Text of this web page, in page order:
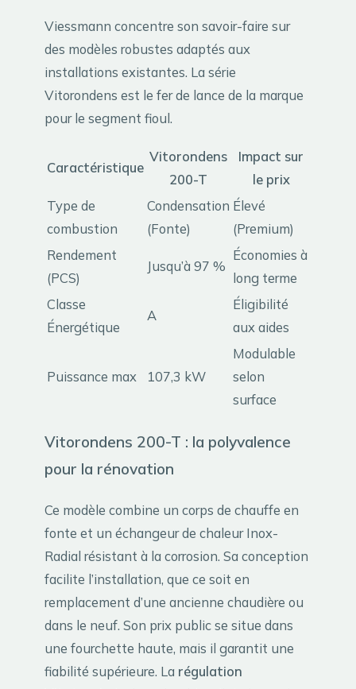
Viessmann concentre son savoir-faire sur
des modèles robustes adaptés aux
installations existantes. La série
Vitorondens est le fer de lance de la marque
pour le segment fioul.
Caractéristique
Vitorondens
200-T
Impact sur
le prix
Type de
combustion
Condensation
(Fonte)
Élevé
(Premium)
Rendement
(PCS)
Jusqu’à 97 %
Économies à
long terme
Classe
Énergétique
A
Éligibilité
aux aides
Puissance max 107,3 kW
Modulable
selon
surface
Vitorondens 200-T : la polyvalence
pour la rénovation
Ce modèle combine un corps de chauffe en
fonte et un échangeur de chaleur Inox-
Radial résistant à la corrosion. Sa conception
facilite l’installation, que ce soit en
remplacement d’une ancienne chaudière ou
dans le neuf. Son prix public se situe dans
une fourchette haute, mais il garantit une
fiabilité supérieure. La régulation